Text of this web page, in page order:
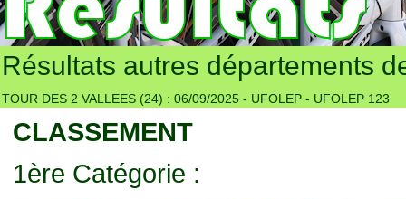
Résultats autres départements
TOUR DES 2 VALLEES (24) : 06/09/2025 - UFOLEP - UFOLEP 123
CLASSEMENT
1ère Catégorie :